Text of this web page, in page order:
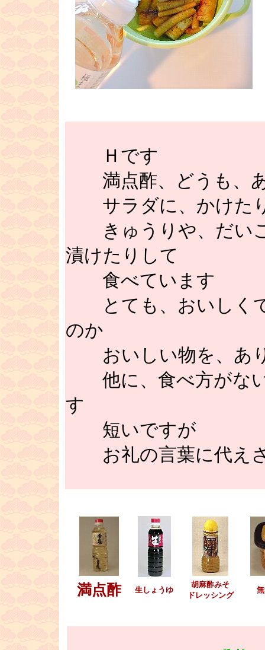
Ｈです
満点酢、どうも、
サラダに、かけた
きゅうりや、だいこ
漬けたりして
食べています
とても、おいしくて
のか
おいしい物を、あ
他に、食べ方がない
す
短いですが
お礼の言葉に代え
満点酢 生しょうゆ
胡麻酢みそ
ドレッシング